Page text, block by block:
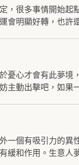
，很多事情開始
會明顯好轉，也許
憂心才會有此夢
主動出擊吧，如果
一個有吸引力的
緩和作用。生意人